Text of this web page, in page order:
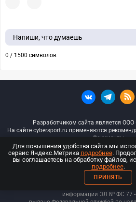
Напиши, что думаешь
0 / 1500 символов
Разработчиком сайта является
На сайте cybersport.ru применяются
Документы
© ООО «Киберспорт.ру» — Все
18+
ООО «Киберспорт.ру». Свидетельство о
информации ЭЛ № ФС 77 -
Для повышения удобства сайта мы
сервис Яндекс.Метрика подробнее.
вы соглашаетесь на обработку файлов,
подробнее.
ПРИНЯТЬ